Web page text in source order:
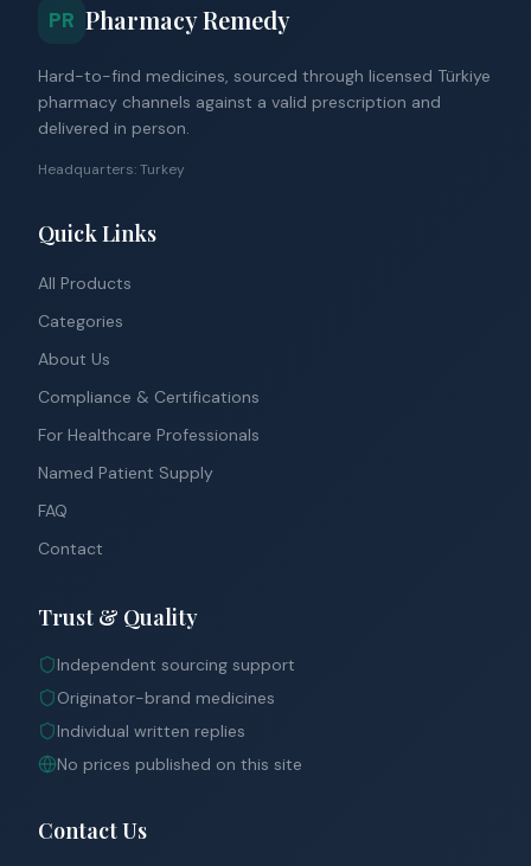
PR Pharmacy Remedy
Hard-to-find medicines, sourced through licensed Türkiye
pharmacy channels against a valid prescription and
delivered in person.
Headquarters: Turkey
Quick Links
All Products
Categories
About Us
Compliance & Certifications
For Healthcare Professionals
Named Patient Supply
FAQ
Contact
Trust & Quality
Independent sourcing support
Originator-brand medicines
Individual written replies
No prices published on this site
Contact Us